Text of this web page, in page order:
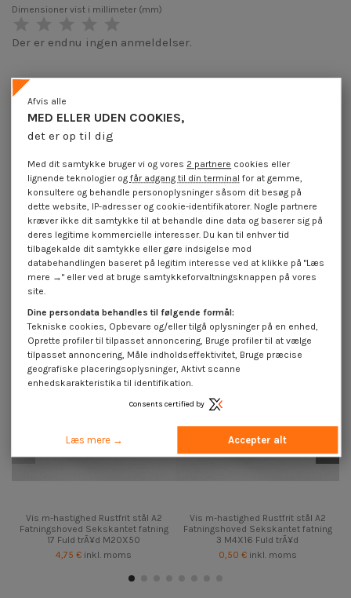
Dimensioner vist i millimeter (mm)
Der er endnu ingen anmeldelser.
Produktoplysninger
Beskrivelse
Anmeldelser (0)
16 andre varer i den samme kategori:
Vis m-hastighed Rustfrit stål A2
Fatningshoved Sekskantet fatning
17 Fuld trÃ¥d M20X50
4,75 € inkl. moms
Vis m-hastighed Rustfrit stål A2
Fatningshoved Sekskantet fatning
3 M4X16 Fuld trÃ¥d
0,50 € inkl. moms
MED ELLER UDEN COOKIES,
det er op til dig
Afvis alle
Med dit samtykke bruger vi og vores 2 partnere cookies eller
lignende teknologier ogfår adgang til din terminal for at gemme,
konsultere og behandle personoplysninger såsom dit besøg på
dette website, IP-adresser og cookie-identifikatorer. Nogle partnere
kræver ikke dit samtykke til at behandle dine data og baserer sig på
deres legitime kommercielle interesser. Du kan til enhver tid
tilbagekalde dit samtykke eller gøre indsigelse mod
databehandlingen baseret på legitim interesse ved at klikke på "Læs
mere →" eller ved at bruge samtykkeforvaltningsknappen på vores
site.
Dine persondata behandles til følgende formål:
Tekniske cookies, Opbevare og/eller tilgå oplysninger på en enhed,
Oprette profiler til tilpasset annoncering, Bruge profiler til at vælge
tilpasset annoncering, Måle indholdseffektivitet, Bruge præcise
geografiske placeringsoplysninger, Aktivt scanne
enhedskarakteristika til identifikation.
Consents certified by
Læs mere → Accepter alt